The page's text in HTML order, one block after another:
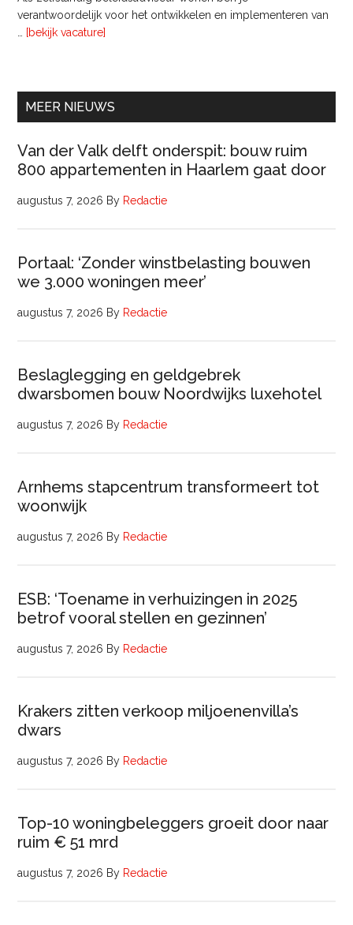
verantwoordelijk voor het ontwikkelen en implementeren van
[bekijk vacature]
uur)
MEER NIEUWS
Van der Valk delft onderspit: bouw ruim
800 appartementen in Haarlem gaat door
augustus 7, 2026 By Redactie
Portaal: ‘Zonder winstbelasting bouwen
we 3.000 woningen meer’
augustus 7, 2026 By Redactie
Beslaglegging en geldgebrek
dwarsbomen bouw Noordwijks luxehotel
augustus 7, 2026 By Redactie
Arnhems stapcentrum transformeert tot
woonwijk
augustus 7, 2026 By Redactie
ESB: ‘Toename in verhuizingen in 2025
betrof vooral stellen en gezinnen’
augustus 7, 2026 By Redactie
Krakers zitten verkoop miljoenenvilla’s
dwars
augustus 7, 2026 By Redactie
Top-10 woningbeleggers groeit door naar
ruim € 51 mrd
augustus 7, 2026 By Redactie